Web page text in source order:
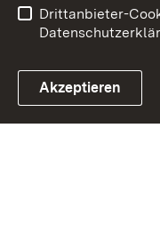
Drittanbieter-
Akzeptieren